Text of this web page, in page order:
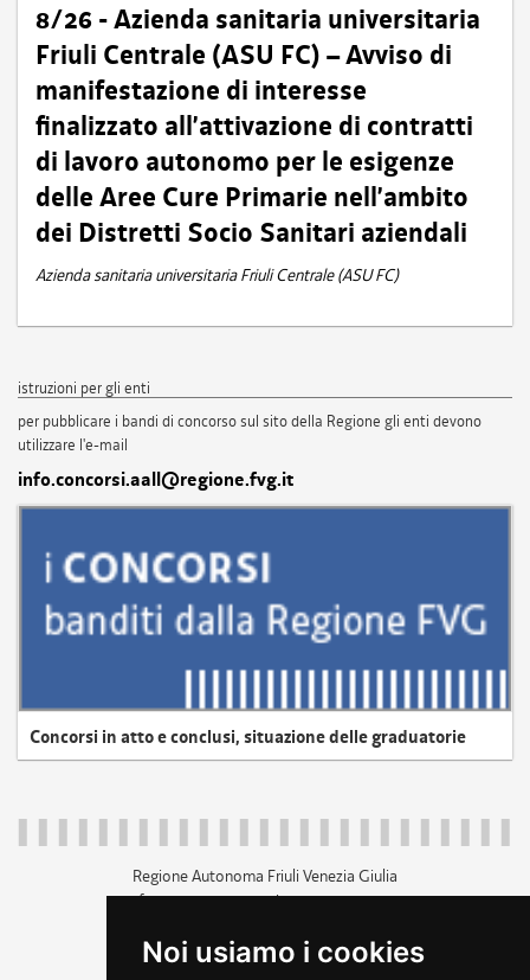
Noi usiamo i cookies
8/26 - Azienda sanitaria universitaria
Friuli Centrale (ASU FC) – Avviso di
manifestazione di interesse
finalizzato all’attivazione di contratti
di lavoro autonomo per le esigenze
delle Aree Cure Primarie nell’ambito
dei Distretti Socio Sanitari aziendali
Azienda sanitaria universitaria Friuli Centrale (ASU FC)
istruzioni per gli enti
per pubblicare i bandi di concorso sul sito della Regione gli enti devono
utilizzare l'e-mail
info.concorsi.aall@regione.fvg.it
Concorsi in atto e conclusi, situazione delle graduatorie
Regione Autonoma Friuli Venezia Giulia
c.f. 80014930327; p.iva 00526040324
+39 040 3771111